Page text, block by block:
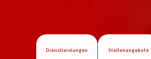
Dienstleistungen Stellenangebote